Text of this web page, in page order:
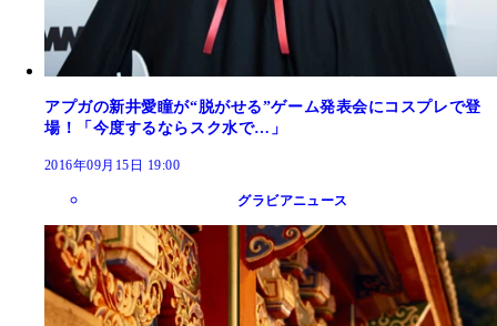
アプガの新井愛瞳が“脱がせる”ゲーム発表会にコスプレで登
場！「今度するならスク水で…」
2016年09月15日 19:00
グラビアニュース